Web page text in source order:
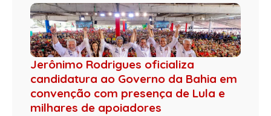
Jerônimo Rodrigues oficializa
candidatura ao Governo da Bahia em
convenção com presença de Lula e
milhares de apoiadores